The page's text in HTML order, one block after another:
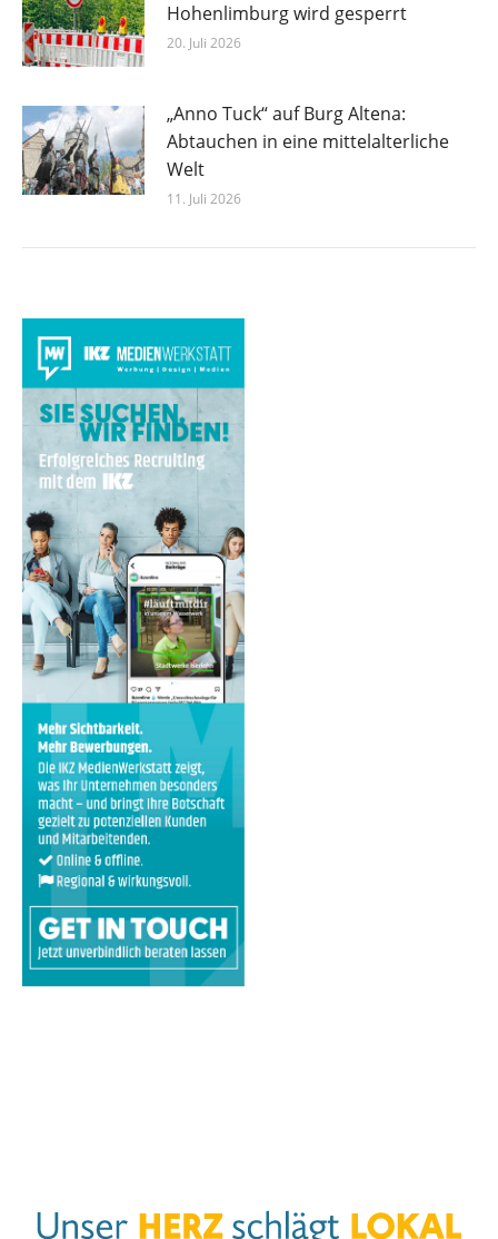
Hohenlimburg wird gesperrt
20. Juli 2026
„Anno Tuck“ auf Burg Altena:
Abtauchen in eine mittelalterliche
Welt
11. Juli 2026